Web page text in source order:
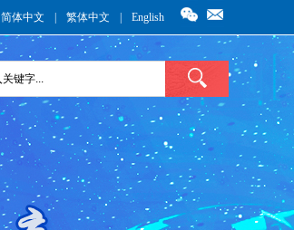
简体中文 繁体中文 English